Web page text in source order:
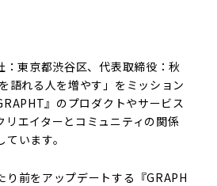
東京都渋谷区、代表取締役：秋
語れる人を増やす」をミッション
』のプロダクトやサービス
リエイターとコミュニティの関係
います。
前をアップデートする『GRAPH